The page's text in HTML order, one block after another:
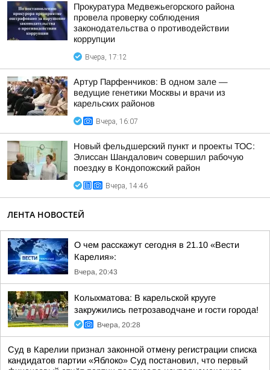
Прокуратура Медвежьегорского района
провела проверку соблюдения
законодательства о противодействии
коррупции
Вчера, 17:12
Артур Парфенчиков: В одном зале —
ведущие генетики Москвы и врачи из
карельских районов
Вчера, 16:07
Новый фельдшерский пункт и проекты ТОС:
Элиссан Шандалович совершил рабочую
поездку в Кондопожский район
Вчера, 14:46
ЛЕНТА НОВОСТЕЙ
О чем расскажут сегодня в 21.10 «Вести
Карелия»:
Вчера, 20:43
Колыхматова: В карельской крууге
закружились петрозаводчане и гости города!
Вчера, 20:28
Суд в Карелии признал законной отмену регистрации списка
кандидатов партии «Яблоко» Суд постановил, что первый